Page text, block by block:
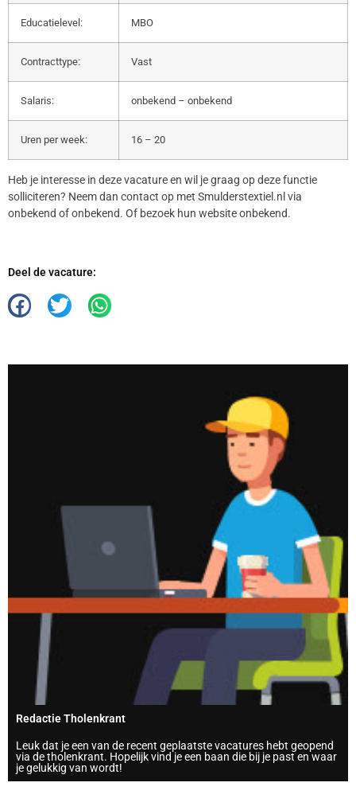
Educatielevel: MBO
Contracttype: Vast
Salaris: onbekend – onbekend
Uren per week: 16 – 20
Heb je interesse in deze vacature en wil je graag op deze functie
solliciteren? Neem dan contact op met Smulderstextiel.nl via
onbekend of onbekend. Of bezoek hun website onbekend.
Deel de vacature:
Redactie Tholenkrant
Leuk dat je een van de recent geplaatste vacatures hebt geopend
via de tholenkrant. Hopelijk vind je een baan die bij je past en waar
je gelukkig van wordt!